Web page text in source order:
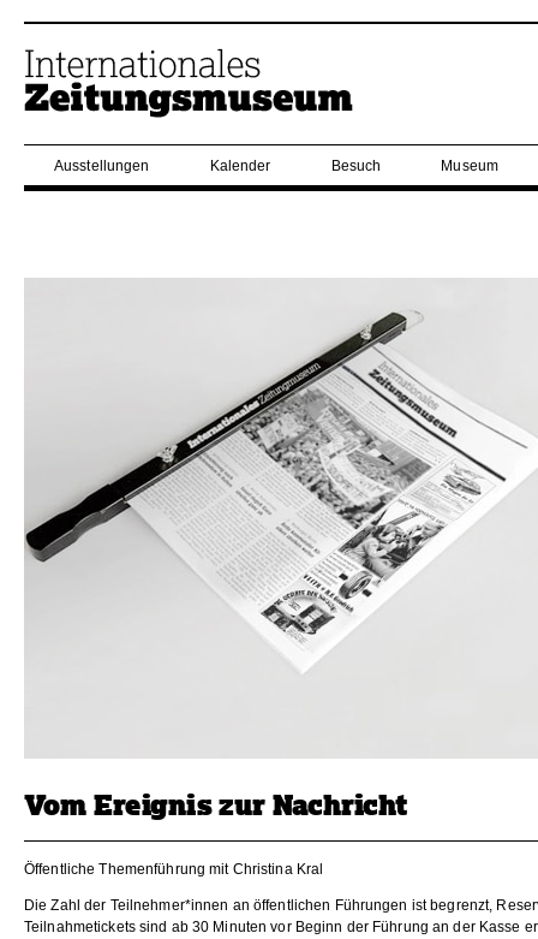
Ausstellungen Kalender Besuch Museum
Vom Ereignis zur Nachricht
Öffentliche Themenführung mit Christina Kral
Die Zahl der Teilnehmer*innen an öffentlichen Führungen ist begrenzt,
Teilnahmetickets sind ab 30 Minuten vor Beginn der Führung an der Kasse